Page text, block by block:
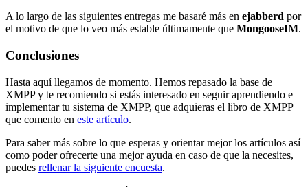
A lo largo de las siguientes entregas me basaré más en ejabberd por
el motivo de que lo veo más estable últimamente que MongooseIM.
Conclusiones
Hasta aquí llegamos de momento. Hemos repasado la base de
XMPP y te recomiendo si estás interesado en seguir aprendiendo e
implementar tu sistema de XMPP, que adquieras el libro de XMPP
que comento en este artículo.
Para saber más sobre lo que esperas y orientar mejor los artículos así
como poder ofrecerte una mejor ayuda en caso de que la necesites,
puedes rellenar la siguiente encuesta.